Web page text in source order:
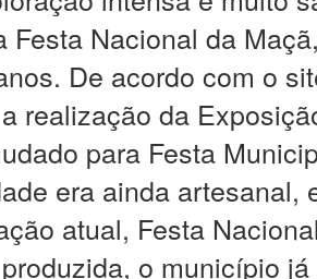
Festa Nacional da
De acordo com o
realização da
para Festa
era ainda
atual, Festa
o município